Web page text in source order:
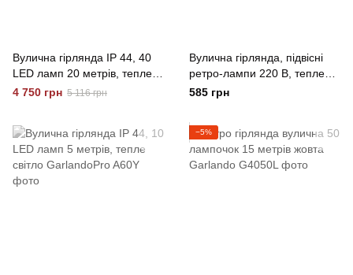
Вулична гірлянда IP 44, 40
LED ламп 20 метрів, тепле
світло GarlandoPro
4 750 грн 5 116 грн
Вулична гірлянда, підвісні
ретро-лампи 220 В, тепле
світло SFK-49 Gemei
585 грн
−5%